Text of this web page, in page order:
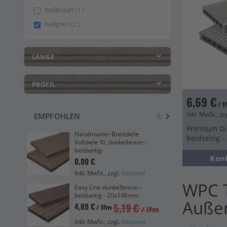
6,69 €/
Inkl. MwSt.,
Premium
beidseitig -
hellbraun 1 item
hellgrau 2 items
LÄNGE
PROFIL
EMPFOHLEN
Handmuster Breitdiele
Volldiele XL dunkelbraun -
beidseitig-
0,00 €
Inkl. MwSt., zzgl. Versand
Easy Line dunkelbraun -
beidseitig - 20x146mm
4,89 €/ lfm 5,19 € / lfm
Inkl. MwSt., zzgl. Versand